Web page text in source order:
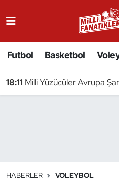
Futbol Basketbol
18:11 Milli Yüzücüler Avrupa
HABERLER VOLEYBOL
Badminton